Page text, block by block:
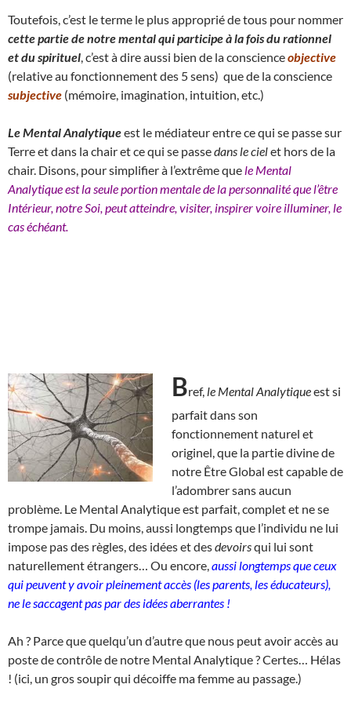
Toutefois, c’est le terme le plus approprié de tous pour nommer
cette partie de notre mental qui participe à la fois du rationnel
et du spirituel , c’est à dire aussi bien de la conscienceobjective
(relative au fonctionnement des 5 sens) que de la conscience
subjective (mémoire, imagination, intuition, etc.)
Le Mental Analytiqueest le médiateur entre ce qui se passe sur
Terre et dans la chair et ce qui se passedans le cielet hors de la
chair. Disons, pour simplifier à l’extrême que le Mental
Analytique est la seule portion mentale de la personnalité que l’être
Intérieur, notre Soi, peut atteindre, visiter, inspirer voire illuminer, le
cas échéant.
Bref, le Mental Analytiqueest si
parfait dans son
fonctionnement naturel et
originel, que la partie divine de
notre Être Global est capable de
l’adombrer sans aucun
problème. Le Mental Analytique est parfait, complet et ne se
trompe jamais. Du moins, aussi longtemps que l’individu ne lui
impose pas des règles, des idées et desdevoirsqui lui sont
naturellement étrangers… Ou encore, aussi longtemps que ceux
qui peuvent y avoir pleinement accès (les parents, les éducateurs),
ne le saccagent pas par des idées aberrantes !
Ah ? Parce que quelqu’un d’autre que nous peut avoir accès au
poste de contrôle de notre Mental Analytique ? Certes… Hélas
! (ici, un gros soupir qui décoiffe ma femme au passage.)